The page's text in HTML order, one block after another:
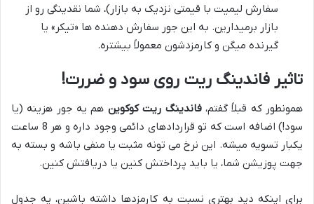
سفارش لیمیت با قیمتی نزدیک به بازار)، شما نقدینگی رو از
بازار برمیدارین. به این جور سفارش دهنده ها «تیکر» یا
گیرنده میگن و کارمزدشون معمولاً بیشتره.
تاثیر فاندینگ ریت روی سود و ضررت!
همونطور که قبلاً گفتم،فاندینگ ریت کوکوین هم یه جور هزینه (یا
سود!) اضافه است که تو قراردادهای دائمی وجود داره و هر 8 ساعت
یکبار تسویه میشه. این نرخ می تونه مثبت یا منفی باشه و بسته به
جهت پوزیشن شما، یا باید پرداختش کنین یا دریافتش کنین.
برای اینکه دید بهتری نسبت به کارمزدها داشته باشین، یه جدول